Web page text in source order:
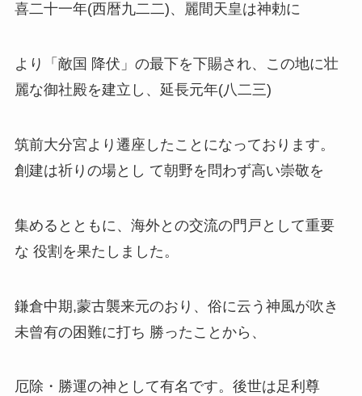
喜二十一年(西暦九二二)、麗間天皇は神勅に
より「敵国 降伏」の最下を下賜され、この地に壮
麗な御社殿を建立し、延長元年(八二三)
筑前大分宮より遷座したことになっております。
創建は祈りの場とし て朝野を問わず高い崇敬を
集めるとともに、海外との交流の門戸として重要
な 役割を果たしました。
鎌倉中期,蒙古襲来元のおり、俗に云う神風が吹き
未曾有の困難に打ち 勝ったことから、
厄除・勝運の神として有名です。 後世は足利尊